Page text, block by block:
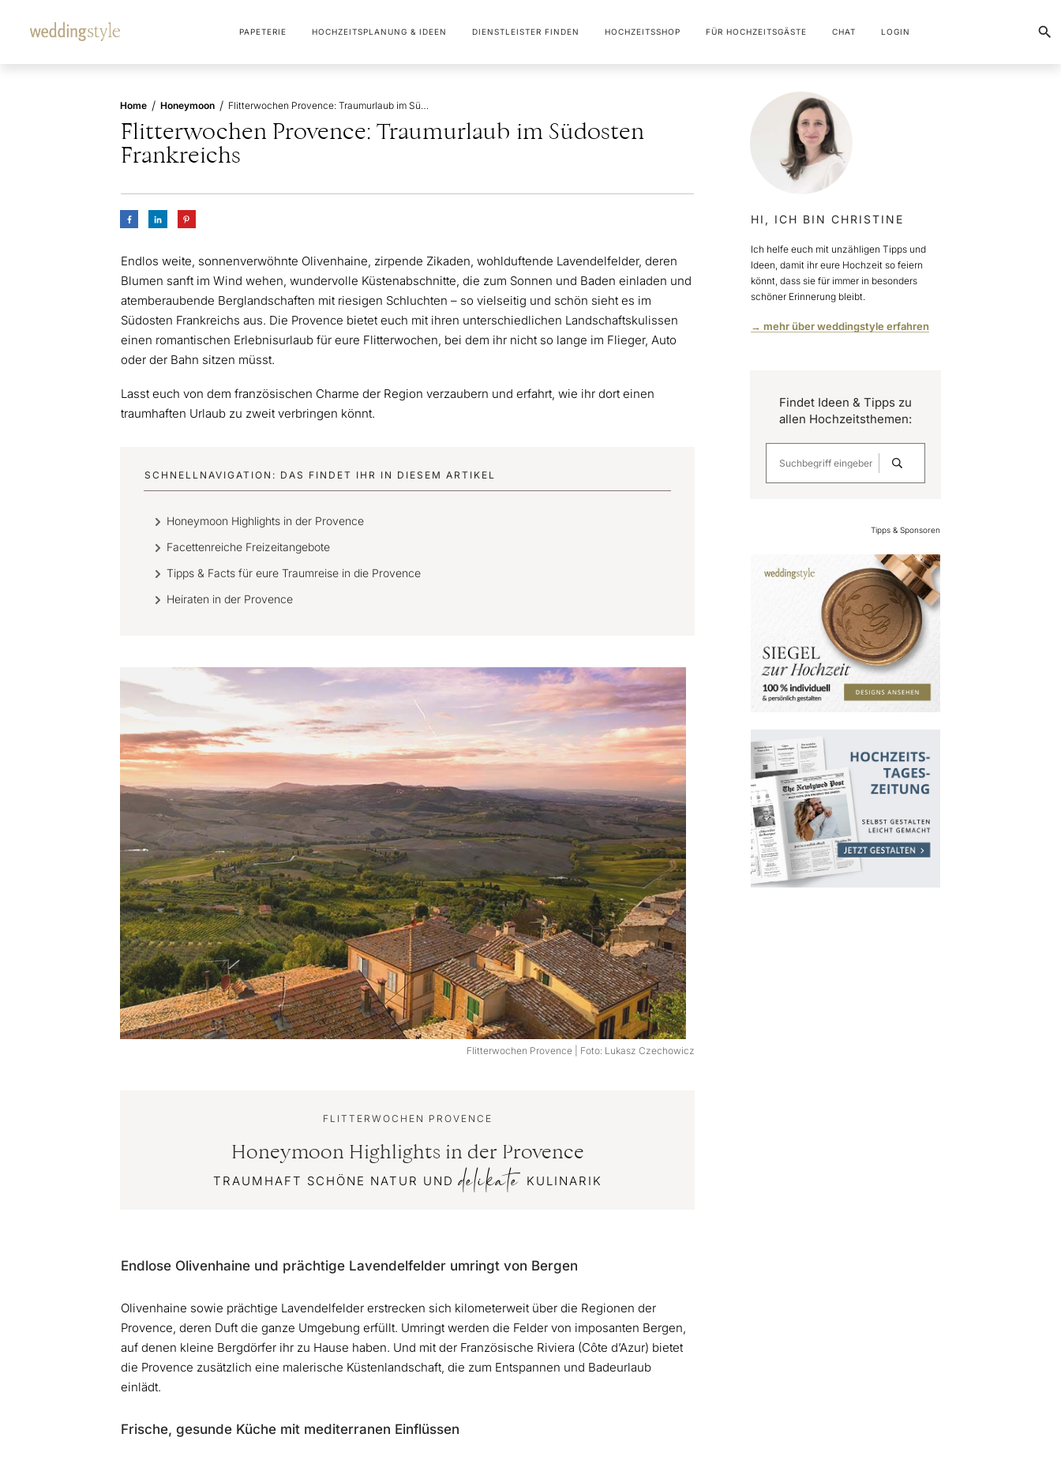
PAPETERIE HOCHZEITSPLANUNG & IDEEN DIENSTLEISTER FINDEN HOCHZEITSSHOP FÜR HOCHZEITSGÄSTE CHAT LOGIN
Home / Honeymoon / Flitterwochen Provence: Traumurlaub im Südosten Frankreichs
Flitterwochen Provence: Traumurlaub im Südosten
Frankreichs
Endlos weite, sonnenverwöhnte Olivenhaine, zirpende Zikaden, wohlduftende Lavendelfelder, deren
Blumen sanft im Wind wehen, wundervolle Küstenabschnitte, die zum Sonnen und Baden einladen und
atemberaubende Berglandschaften mit riesigen Schluchten – so vielseitig und schön sieht es im
Südosten Frankreichs aus. Die Provence bietet euch mit ihren unterschiedlichen Landschaftskulissen
einen romantischen Erlebnisurlaub für eure Flitterwochen, bei dem ihr nicht so lange im Flieger, Auto
oder der Bahn sitzen müsst.
Lasst euch von dem französischen Charme der Region verzaubern und erfahrt, wie ihr dort einen
traumhaften Urlaub zu zweit verbringen könnt.
SCHNELLNAVIGATION: DAS FINDET IHR IN DIESEM ARTIKEL
Honeymoon Highlights in der Provence
Facettenreiche Freizeitangebote
Tipps & Facts für eure Traumreise in die Provence
Heiraten in der Provence
Flitterwochen Provence | Foto: Lukasz Czechowicz
FLITTERWOCHEN PROVENCE
Honeymoon Highlights in der Provence
TRAUMHAFT SCHÖNE NATUR UNDdelikate KULINARIK
Endlose Olivenhaine und prächtige Lavendelfelder umringt von Bergen
Olivenhaine sowie prächtige Lavendelfelder erstrecken sich kilometerweit über die Regionen der
Provence, deren Duft die ganze Umgebung erfüllt. Umringt werden die Felder von imposanten Bergen,
auf denen kleine Bergdörfer ihr zu Hause haben. Und mit der Französische Riviera (Côte d’Azur) bietet
die Provence zusätzlich eine malerische Küstenlandschaft, die zum Entspannen und Badeurlaub
einlädt.
Frische, gesunde Küche mit mediterranen Einflüssen
HI, ICH BIN CHRISTINE
Ich helfe euch mit unzähligen Tipps und
Ideen, damit ihr eure Hochzeit so feiern
könnt, dass sie für immer in besonders
schöner Erinnerung bleibt.
→ mehr über weddingstyle erfahren
Findet Ideen & Tipps zu
allen Hochzeitsthemen:
Tipps & Sponsoren